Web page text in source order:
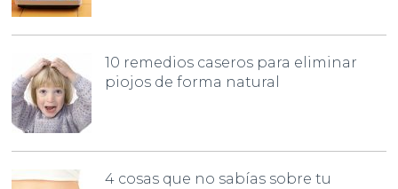
10 remedios caseros para eliminar
piojos de forma natural
4 cosas que no sabías sobre tu